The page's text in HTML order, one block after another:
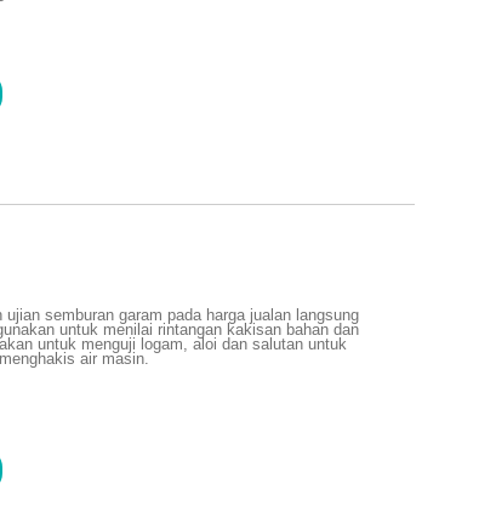
semburan garam pada harga jualan langsung
untuk menilai rintangan kakisan bahan dan
untuk menguji logam, aloi dan salutan untuk
air masin.